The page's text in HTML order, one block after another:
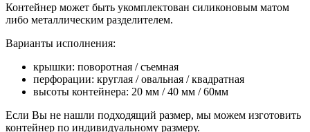
Контейнер может быть укомплектован силиконовым матом
либо металлическим разделителем.
Варианты исполнения:
крышки: поворотная / съемная
перфорации: круглая / овальная / квадратная
высоты контейнера: 20 мм / 40 мм / 60мм
Если Вы не нашли подходящий размер, мы можем изготовить
контейнер по индивидуальному размеру.